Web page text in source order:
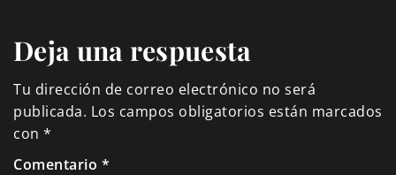
Deja una respuesta
Tu dirección de correo electrónico no será
publicada. Los campos obligatorios están marcados
con *
Comentario *